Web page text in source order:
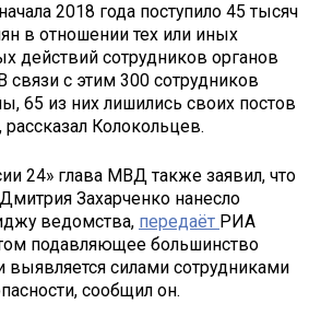
2018 года поступило 45 тысяч
в отношении тех или иных
действий сотрудников органов
связи с этим 300 сотрудников
65 из них лишились своих постов
рассказал Колокольцев.
24» глава МВД также заявил, что
Захарченко нанесло
ведомства, передаёт РИА
подавляющее большинство
выявляется силами сотрудниками
сообщил он.